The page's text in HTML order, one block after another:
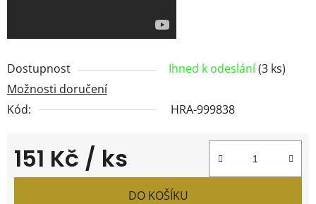
Dostupnost Ihned k odeslání(3 ks)
Možnosti doručení
Kód:
HRA-999838
151 Kč / ks
Měrná cena:
DO KOŠÍKU